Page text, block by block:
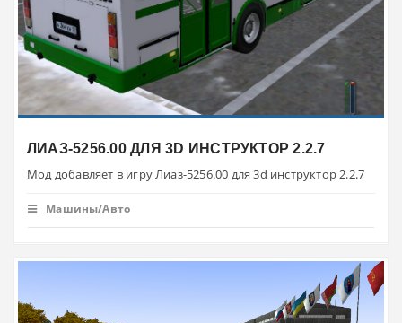
ЛИАЗ-5256.00 ДЛЯ 3D ИНСТРУКТОР 2.2.7
Мод добавляет в игру Лиаз-5256.00 для 3d инструктор 2.2.7
Машины/Авто